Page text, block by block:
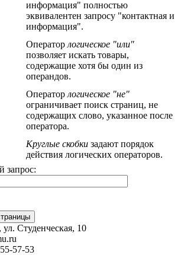
информация" полностью
эквивалентен запросу "контактная и
информация".
Оператор логическое "или"
позволяет искать товары,
содержащие хотя бы один из
операндов.
Оператор логическое "не"
ограничивает поиск страниц, не
содержащих слово, указанное после
оператора.
Круглые скобки задают порядок
действия логических операторов.
запрос:
Студенческая, 10
57-53